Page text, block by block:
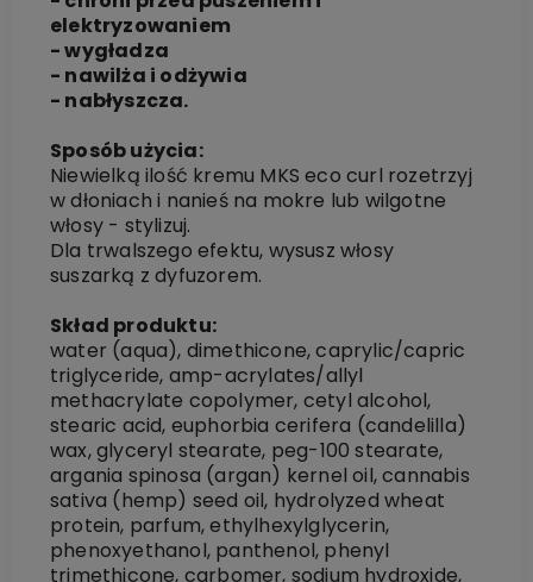
elektryzowaniem
- wygładza
- nawilża i odżywia
- nabłyszcza.
Sposób użycia:
Niewielką ilość kremu MKS eco curl rozetrzyj
w dłoniach i nanieś na mokre lub wilgotne
włosy - stylizuj.
Dla trwalszego efektu, wysusz włosy
suszarką z dyfuzorem.
Skład produktu:
water (aqua), dimethicone, caprylic/capric
triglyceride, amp-acrylates/allyl
methacrylate copolymer, cetyl alcohol,
stearic acid, euphorbia cerifera (candelilla)
wax, glyceryl stearate, peg-100 stearate,
argania spinosa (argan) kernel oil, cannabis
sativa (hemp) seed oil, hydrolyzed wheat
protein, parfum, ethylhexylglycerin,
phenoxyethanol, panthenol, phenyl
trimethicone, carbomer, sodium hydroxide,